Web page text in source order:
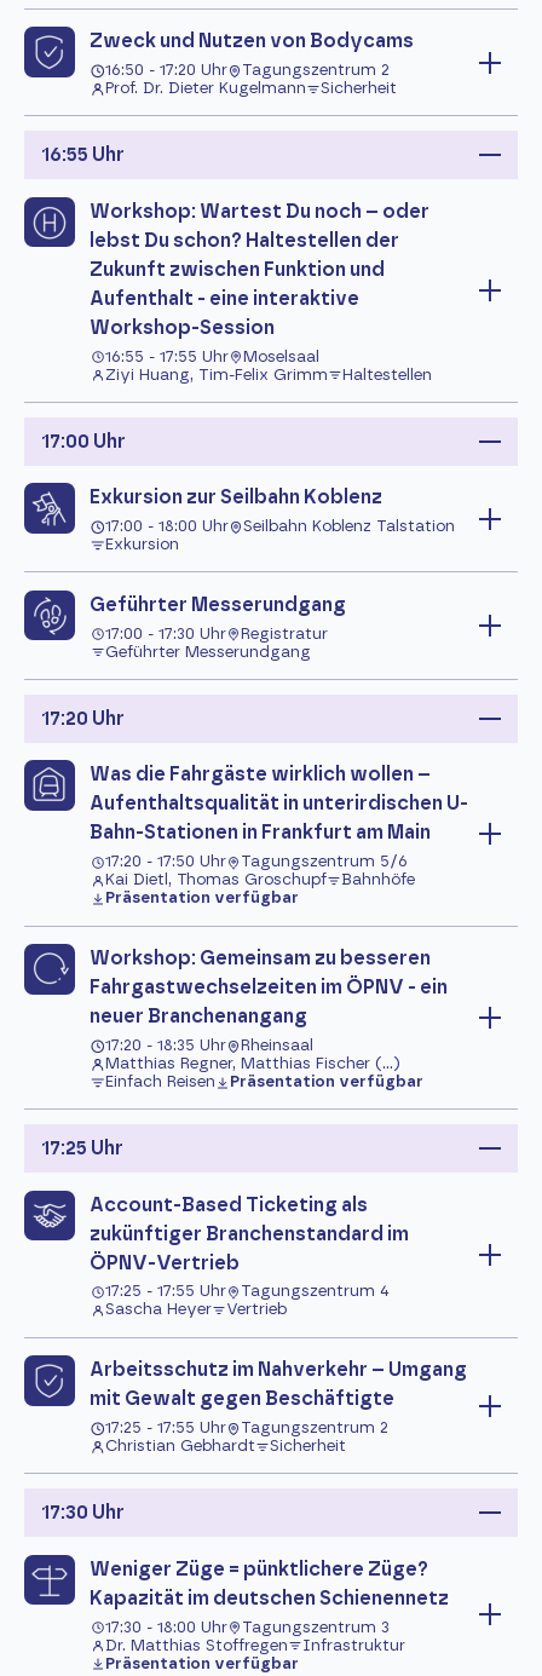
Zweck und Nutzen von Bodycams
16:50 - 17:20 Uhr
Tagungszentrum 2
Prof. Dr. Dieter Kugelmann
Sicherheit
16:55 Uhr
Workshop: Wartest Du noch – oder
lebst Du schon? Haltestellen der
Zukunft zwischen Funktion und
Aufenthalt - eine interaktive
Workshop‑Session
16:55 - 17:55 Uhr
Moselsaal
Ziyi Huang, Tim-Felix Grimm
Haltestellen
17:00 Uhr
Exkursion zur Seilbahn Koblenz
17:00 - 18:00 Uhr
Seilbahn Koblenz Talstation
Exkursion
Geführter Messerundgang
17:00 - 17:30 Uhr
Registratur
Geführter Messerundgang
17:20 Uhr
Was die Fahrgäste wirklich wollen –
Aufenthaltsqualität in unterirdischen U-
Bahn-Stationen in Frankfurt am Main
17:20 - 17:50 Uhr
Tagungszentrum 5/6
Kai Dietl, Thomas Groschupf
Bahnhöfe
Präsentation verfügbar
Workshop: Gemeinsam zu besseren
Fahrgastwechselzeiten im ÖPNV - ein
neuer Branchenangang
17:20 - 18:35 Uhr
Rheinsaal
Matthias Regner, Matthias Fischer (...)
Einfach Reisen
Präsentation verfügbar
17:25 Uhr
Account-Based Ticketing als
zukünftiger Branchenstandard im
ÖPNV-Vertrieb
17:25 - 17:55 Uhr
Tagungszentrum 4
Sascha Heyer
Vertrieb
Arbeitsschutz im Nahverkehr – Umgang
mit Gewalt gegen Beschäftigte
17:25 - 17:55 Uhr
Tagungszentrum 2
Christian Gebhardt
Sicherheit
17:30 Uhr
Weniger Züge = pünktlichere Züge?
Kapazität im deutschen Schienennetz
17:30 - 18:00 Uhr
Tagungszentrum 3
Dr. Matthias Stoffregen
Infrastruktur
Präsentation verfügbar